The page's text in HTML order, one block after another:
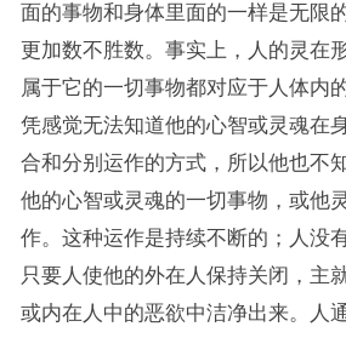
面的事物和身体里面的一样是无限
更加数不胜数。事实上，人的灵在
属于它的一切事物都对应于人体内
凭感觉无法知道他的心智或灵魂在
合和分别运作的方式，所以他也不
他的心智或灵魂的一切事物，或他
作。这种运作是持续不断的；人没
只要人使他的外在人保持关闭，主
或内在人中的恶欲中洁净出来。人